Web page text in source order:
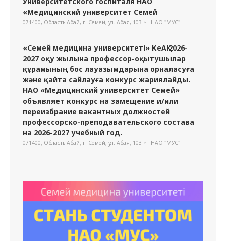
«Медицинский университет Семей
071400, Область Абай, г. Семей, ул. Абая, 103 НАО "МУС"
«Семей медицина университеті» КеАҚ 2026-
2027 оқу жылына профессор-оқытушылар
құрамының бос лауазымдарына орналасуға
және қайта сайлауға конкурс жариялайды.
НАО «Медицинский университет Семей»
объявляет конкурс на замещение и/или
переизбрание вакантных должностей
профессорско-преподавательского состава
на 2026-2027 учебный год.
071400, Область Абай, г. Семей, ул. Абая, 103 НАО "МУС"